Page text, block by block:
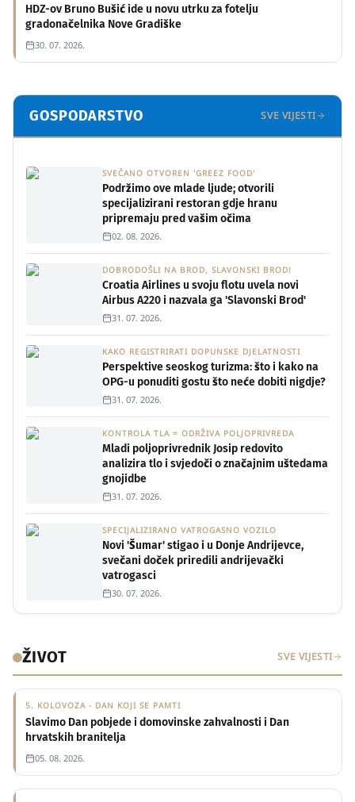
HDZ-ov Bruno Bušić ide u novu utrku za fotelju
gradonačelnika Nove Gradiške
30. 07. 2026.
GOSPODARSTVO SVE VIJESTI
OPĆINA DONJI ANDRIJEVCI
Uskoro uporabna dozvola za nove
SVEČANO OTVOREN 'GREEZ FOOD'
Podržimo ove mlade ljude; otvorili
specijalizirani restoran gdje hranu
pripremaju pred vašim očima
02. 08. 2026.
DOBRODOŠLI NA BROD, SLAVONSKI BROD!
Croatia Airlines u svoju flotu uvela novi
Airbus A220 i nazvala ga 'Slavonski Brod'
31. 07. 2026.
KAKO REGISTRIRATI DOPUNSKE DJELATNOSTI
Perspektive seoskog turizma: što i kako na
OPG-u ponuditi gostu što neće dobiti nigdje?
31. 07. 2026.
KONTROLA TLA = ODRŽIVA POLJOPRIVREDA
Mladi poljoprivrednik Josip redovito
analizira tlo i svjedoči o značajnim uštedama
gnojidbe
31. 07. 2026.
SPECIJALIZIRANO VATROGASNO VOZILO
Novi 'Šumar' stigao i u Donje Andrijevce,
svečani doček priredili andrijevački
vatrogasci
30. 07. 2026.
ŽIVOT SVE VIJESTI
5. KOLOVOZA - DAN KOJI SE PAMTI
Slavimo Dan pobjede i domovinske zahvalnosti i Dan
hrvatskih branitelja
05. 08. 2026.